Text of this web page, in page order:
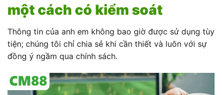
một cách có kiểm soát
Thông tin của anh em không bao giờ được sử dụng tùy
tiện; chúng tôi chỉ chia sẻ khi cần thiết và luôn với sự
đồng ý ngầm qua chính sách.